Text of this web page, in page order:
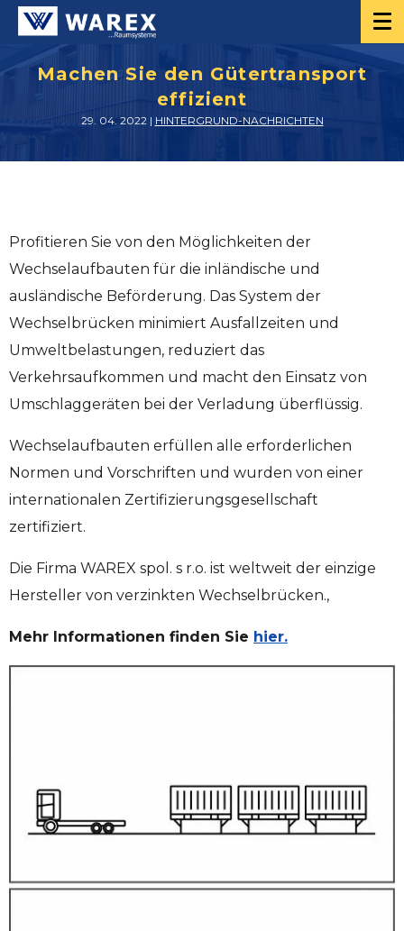
Machen Sie den Gütertransport
effizient
29. 04. 2022 | HINTERGRUND-NACHRICHTEN
Profitieren Sie von den Möglichkeiten der
Wechselaufbauten für die inländische und
ausländische Beförderung. Das System der
Wechselbrücken minimiert Ausfallzeiten und
Umweltbelastungen, reduziert das
Verkehrsaufkommen und macht den Einsatz von
Umschlaggeräten bei der Verladung überflüssig.
Wechselaufbauten erfüllen alle erforderlichen
Normen und Vorschriften und wurden von einer
internationalen Zertifizierungsgesellschaft
zertifiziert.
Die Firma WAREX spol. s r.o. ist weltweit der einzige
Hersteller von verzinkten Wechselbrücken.,
Mehr Informationen finden Sie hier.